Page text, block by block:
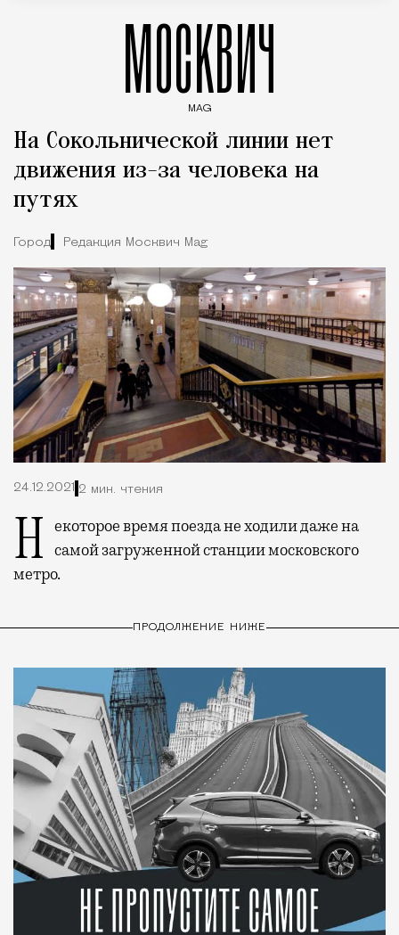
МОСКВИЧ
MAG
На Сокольнической линии нет
движения из-за человека на
путях
Город Редакция Москвич Mag
24.12.2021 2 мин. чтения
Некоторое время поезда не ходили даже на самой загруженной станции московского
метро.
ПРОДОЛЖЕНИЕ НИЖЕ